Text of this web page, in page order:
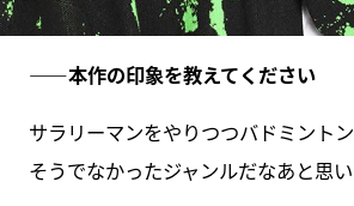
――本作の印象を教えてください
サラリーマンをやりつつバドミント
そうでなかったジャンルだなあと思い